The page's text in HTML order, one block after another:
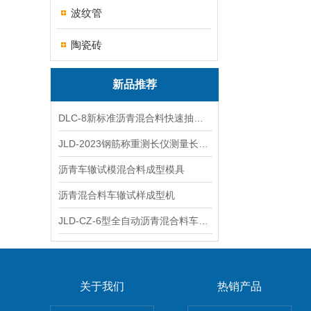
波纹管
陶瓷砖
新品推荐
沥青车辙试模混合料成型模具
沥青混合料车辙试样成型机
关于我们 热销产品